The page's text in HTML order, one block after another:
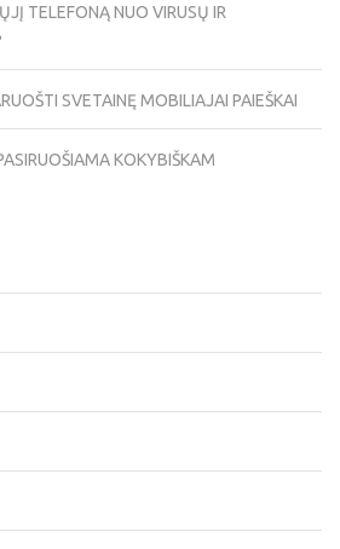
TELEFONĄ NUO VIRUSŲ IR
SVETAINĘ MOBILIAJAI PAIEŠKAI
KOKYBIŠKAM